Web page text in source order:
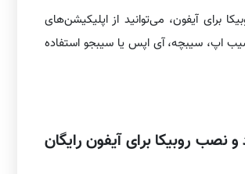
برای آیفون، می‌توانید از اپلیکیشن‌های
سیب اپ، سیبچه، آی اپس یا سیبجو استفاده
و نصب روبیکا برای آیفون رایگان